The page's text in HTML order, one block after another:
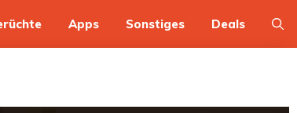
Apps Sonstiges Deals